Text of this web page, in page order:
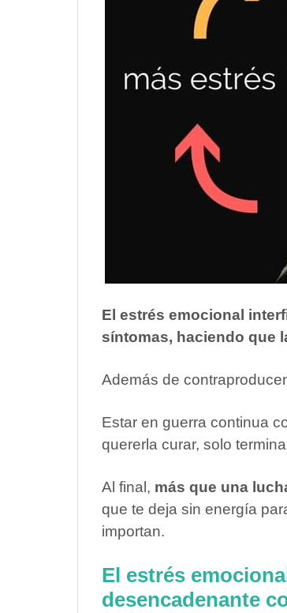
El estrés emocional
síntomas, haciendo que
Además de
Estar en guerra continua
quererla curar, solo
Al final, más que una
que te deja sin energía
importan.
El estrés
desencadenante